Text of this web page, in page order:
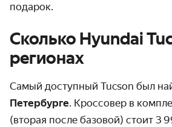
подарок.
Сколько Hyundai
регионах
Самый доступный Tucson был
Петербурге. Кроссовер в
(вторая после базовой) стоит 3